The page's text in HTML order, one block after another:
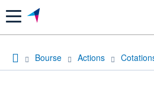
Menu
Bourse Actions